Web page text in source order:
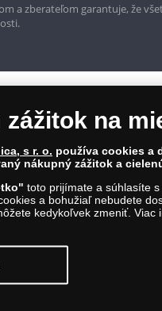
a zberateľom garantuje, že
s. r. o.; Námestie Mateja Korvína 1,
IČO: 45 480
môžete
zážitok na
s r. o. používa cookies a
nákupný zážitok a
toto prijímate a súhlasíte
a bohužiaľ nebudete
kedykoľvek zmeniť. Viac